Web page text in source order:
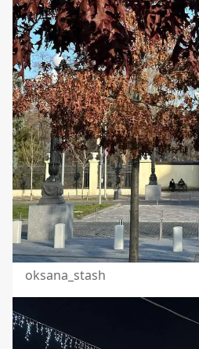
oksana_stash